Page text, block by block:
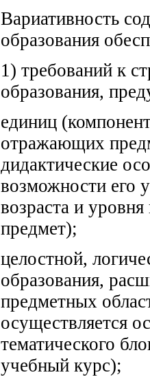
Вариативность
образования
1) требований к
образования,
единиц
отражающих
дидактические
возможности его
возраста и
предмет);
целостной,
образования,
предметных
осуществляется
тематического
учебный курс);